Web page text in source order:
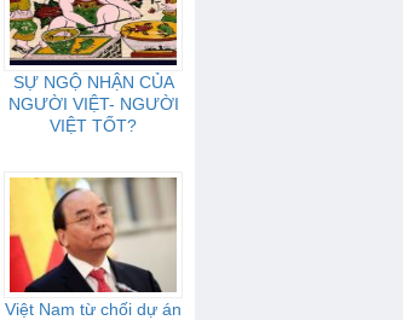
SỰ NGỘ NHẬN CỦA
NGƯỜI VIỆT- NGƯỜI
VIỆT TỐT?
Việt Nam từ chối dự án